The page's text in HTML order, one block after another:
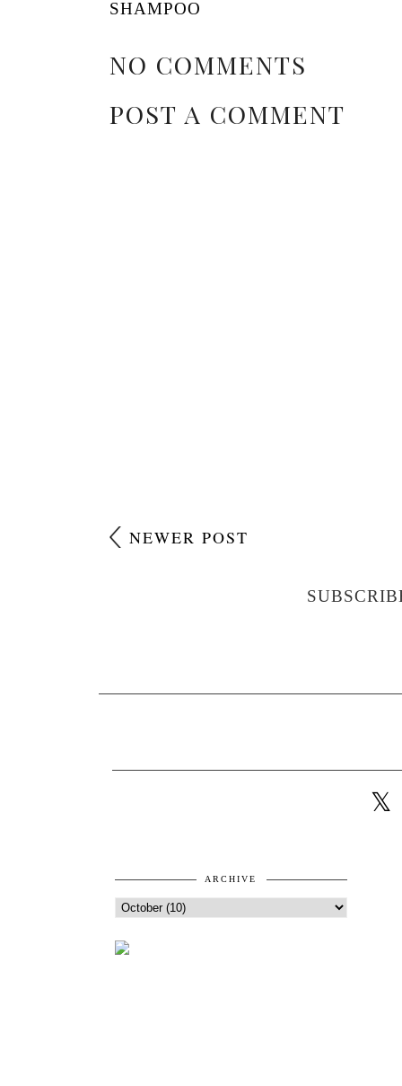
SHAMPOO
NO COMMENTS
POST A COMMENT
NEWER POST
ARCHIVE